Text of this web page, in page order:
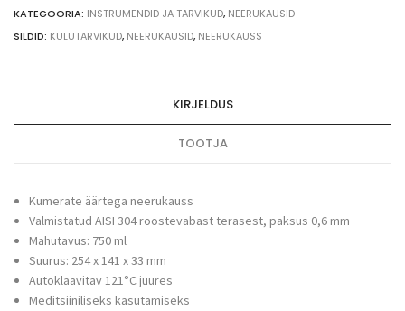
ml
quantity
KATEGOORIA: INSTRUMENDID JA TARVIKUD, NEERUKAUSID
SILDID: KULUTARVIKUD, NEERUKAUSID, NEERUKAUSS
KIRJELDUS
TOOTJA
Kumerate äärtega neerukauss
Valmistatud AISI 304 roostevabast terasest, paksus 0,6 mm
Mahutavus: 750 ml
Suurus: 254 x 141 x 33 mm
Autoklaavitav 121°C juures
Meditsiiniliseks kasutamiseks